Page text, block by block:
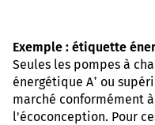
Exemple : étiquette
Seules les pompes à
énergétique A+ ou
marché conformément
l'écoconception. Pour